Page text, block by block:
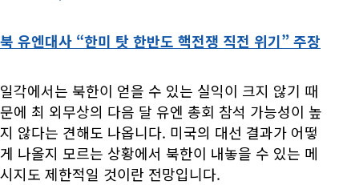
북 유엔대사 “한미 탓 한반도 핵전쟁 직전 위기” 주장
일각에서는 북한이 얻을 수 있는 실익이 크지 않기 때
문에 최 외무상의 다음 달 유엔 총회 참석 가능성이 높
지 않다는 견해도 나옵니다. 미국의 대선 결과가 어떻
게 나올지 모르는 상황에서 북한이 내놓을 수 있는 메
시지도 제한적일 것이란 전망입니다.